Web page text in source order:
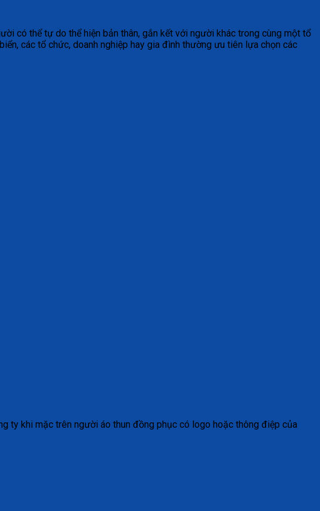
có thể tự do thể hiện bản thân, gắn kết với người khác trong cùng một tổ
các tổ chức, doanh nghiệp hay gia đình thường ưu tiên lựa chọn các
ty khi mặc trên người áo thun đồng phục có logo hoặc thông điệp của